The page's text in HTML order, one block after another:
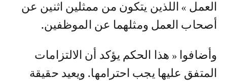
العمل » اللذين يتكون من ممثلين اثنين عن
أصحاب العمل ومثلهما عن الموظفين.
وأضافوا « هذا الحكم يؤكد أن الالتزامات
المتفق عليها يجب احترامها. ويعيد حقيقة